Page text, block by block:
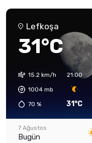
Lefkoşa
31°C
15.2 km/h
1004 mb
70 %
21:00
31°C
7 Ağustos
Bugün